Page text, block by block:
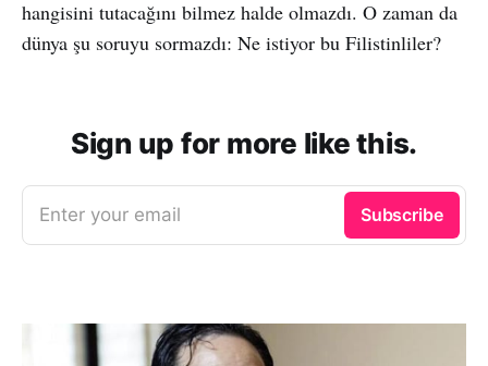
hangisini tutacağını bilmez halde olmazdı. O zaman da
dünya şu soruyu sormazdı: Ne istiyor bu Filistinliler?
Sign up for more like this.
Enter your email Subscribe